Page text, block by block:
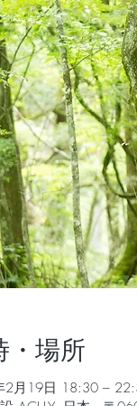
・場所
2月19日 18:30 –